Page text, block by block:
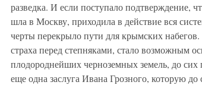
разведка. И если поступало подтверждение,
шла в Москву, приходила в действие вся
черты перекрыло пути для крымских
страха перед степняками, стало возможным
плодороднейших черноземных земель, до
еще одна заслуга Ивана Грозного, которую